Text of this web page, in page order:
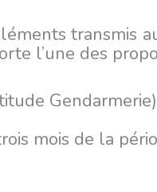
transmis
l’une des
mois de la